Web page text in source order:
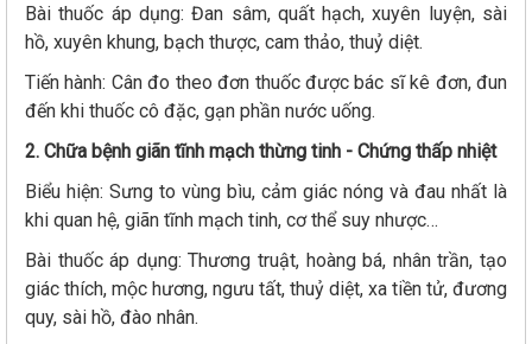
Bài thuốc áp dụng: Đan sâm, quất hạch, xuyên luyện, sài
hồ, xuyên khung, bạch thược, cam thảo, thuỷ diệt.
Tiến hành: Cân đo theo đơn thuốc được bác sĩ kê đơn, đun
đến khi thuốc cô đặc, gạn phần nước uống.
2. Chữa bệnh giãn tĩnh mạch thừng tinh - Chứng thấp nhiệt
Biểu hiện: Sưng to vùng bìu, cảm giác nóng và đau nhất là
khi quan hệ, giãn tĩnh mạch tinh, cơ thể suy nhược…
Bài thuốc áp dụng: Thương truật, hoàng bá, nhân trần, tạo
giác thích, mộc hương, ngưu tất, thuỷ diệt, xa tiền tử, đương
quy, sài hồ, đào nhân.